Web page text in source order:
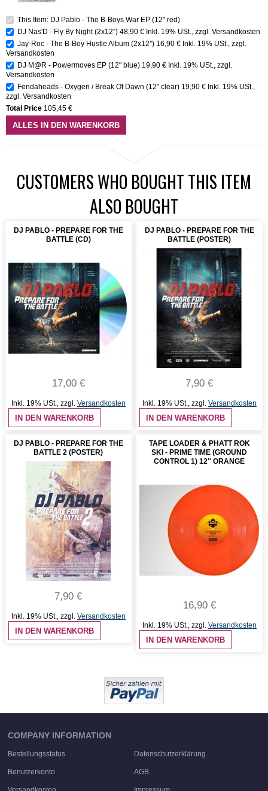
This Item: DJ Pablo - The B-Boys War EP (12" red)
DJ Nas'D - Fly By Night (2x12'') 48,90 € Inkl. 19% USt. zzgl. Versandkosten
Jay-Roc - The B-Boy Hustle Album (2x12'') 16,90 € Inkl. 19% USt. zzgl.
Versandkosten
DJ M@R - Powermoves EP (12" blue) 19,90 € Inkl. 19% USt. zzgl.
Versandkosten
Fendaheads - Oxygen / Break Of Dawn (12" clear) 19,90 € Inkl. 19% USt.
zzgl. Versandkosten
Total Price 105,45 €
ALLES IN DEN WARENKORB
CUSTOMERS WHO BOUGHT THIS ITEM
ALSO BOUGHT
DJ PABLO - PREPARE FOR THE
BATTLE (CD)
17,00 €
Inkl. 19% USt., zzgl. Versandkosten
IN DEN WARENKORB
DJ PABLO - PREPARE FOR THE
BATTLE (POSTER)
7,90 €
Inkl. 19% USt., zzgl. Versandkosten
IN DEN WARENKORB
DJ PABLO - PREPARE FOR THE
BATTLE 2 (POSTER)
7,90 €
Inkl. 19% USt., zzgl. Versandkosten
IN DEN WARENKORB
TAPE LOADER & PHATT ROK
SKI - PRIME TIME (GROUND
CONTROL 1) 12'' ORANGE
16,90 €
Inkl. 19% USt., zzgl. Versandkosten
IN DEN WARENKORB
COMPANY INFORMATION
Bestellungsstatus Datenschutzerklärung
Benutzerkonto AGB